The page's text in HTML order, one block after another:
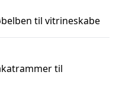
til vitrineskabe
til